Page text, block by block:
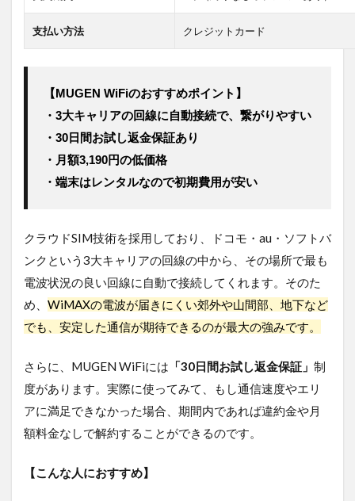
支払い方法 クレジットカード
【MUGEN WiFiのおすすめポイント】
・3大キャリアの回線に自動接続で、繋がりやすい
・30日間お試し返金保証あり
・月額3,190円の低価格
・端末はレンタルなので初期費用が安い
クラウドSIM技術を採用しており、ドコモ・au・ソフトバ
ンクという3大キャリアの回線の中から、その場所で最も
電波状況の良い回線に自動で接続してくれます。そのた
め、 WiMAXの電波が届きにくい郊外や山間部、地下など
でも、安定した通信が期待できるのが最大の強みです。
さらに、MUGEN WiFiには 「30日間お試し返金保証」 制
度があります。実際に使ってみて、もし通信速度やエリ
アに満足できなかった場合、期間内であれば違約金や月
額料金なしで解約することができるのです。
【こんな人におすすめ】